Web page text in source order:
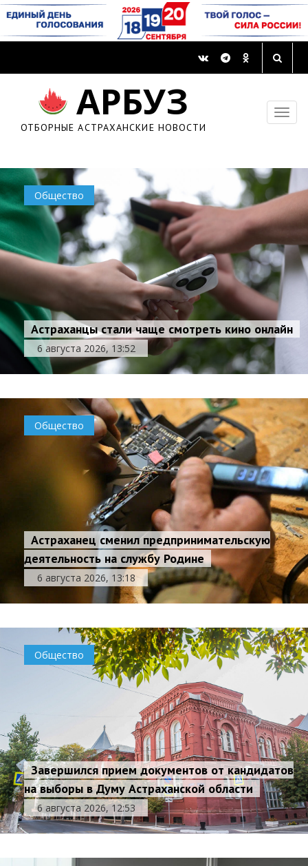
АРБУЗ
ОТБОРНЫЕ АСТРАХАНСКИЕ НОВОСТИ
38%
6 августа 2026, 13:54
Общество
Астраханцы стали чаще смотреть кино онлайн
6 августа 2026, 13:52
Общество
Астраханец сменил предпринимательскую
деятельность на службу Родине
6 августа 2026, 13:18
Общество
Завершился прием документов от кандидатов
на выборы в Думу Астраханской области
6 августа 2026, 12:53